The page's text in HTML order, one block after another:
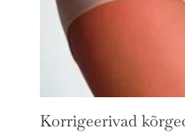
Korrigeerivad